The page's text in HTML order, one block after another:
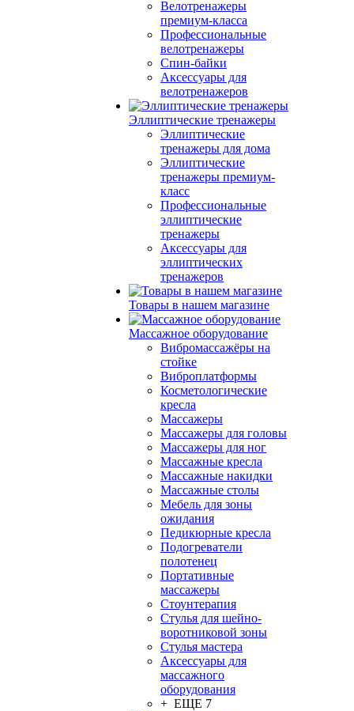
Велотренажеры
премиум-класса
Профессиональные
велотренажеры
Спин-байки
Аксессуары для
велотренажеров
Эллиптические тренажеры
Эллиптические
тренажеры для дома
Эллиптические
тренажеры премиум-
класс
Профессиональные
эллиптические
тренажеры
Аксессуары для
эллиптических
тренажеров
Товары в нашем магазине
Массажное оборудование
Вибромассажёры на
стойке
Виброплатформы
Косметологические
кресла
Массажеры
Массажеры для головы
Массажеры для ног
Массажные кресла
Массажные накидки
Массажные столы
Мебель для зоны
ожидания
Педикюрные кресла
Подогреватели
полотенец
Портативные
массажеры
Стоунтерапия
Стулья для шейно-
воротниковой зоны
Стулья мастера
Аксессуары для
массажного
оборудования
+ ЕЩЕ 7